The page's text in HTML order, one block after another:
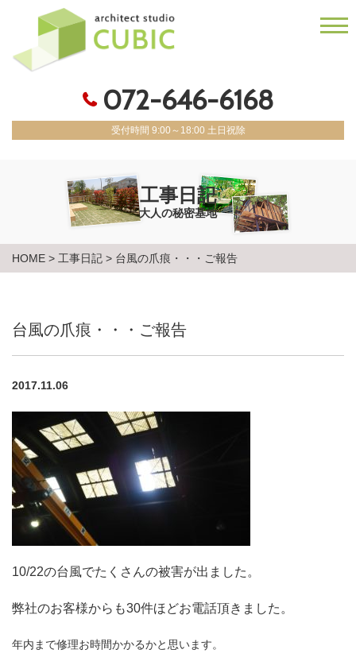
072-646-6168
受付時間 9:00～18:00 土日祝除
工事日記
大人の秘密基地
HOME > 工事日記 > 台風の爪痕・・・ご報告
台風の爪痕・・・ご報告
2017.11.06
10/22の台風でたくさんの被害が出ました。
弊社のお客様からも30件ほどお電話頂きました。
年内まで修理お時間かかるかと思います。